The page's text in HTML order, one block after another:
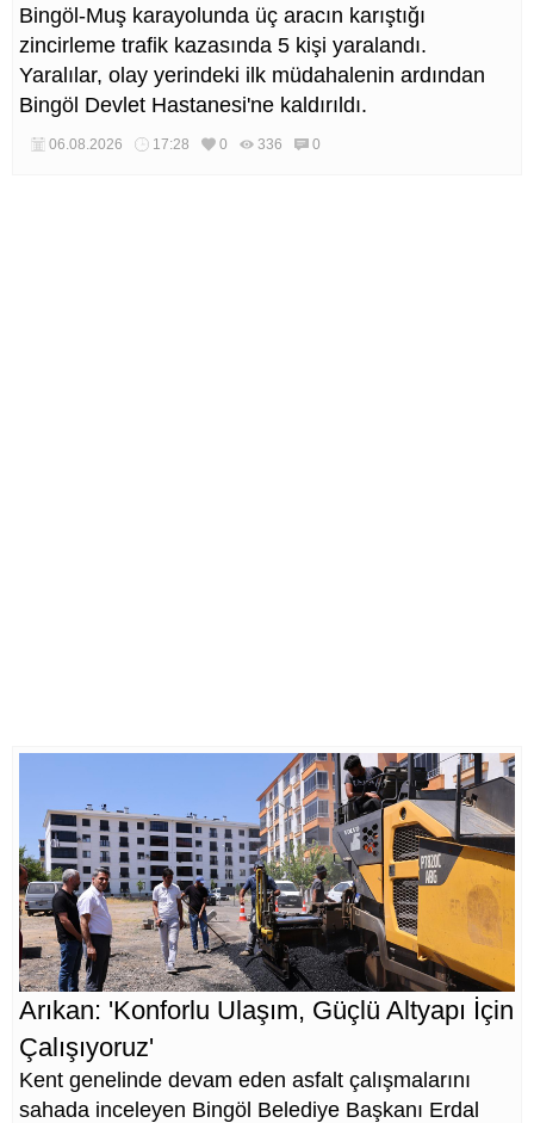
Bingöl-Muş karayolunda üç aracın karıştığı
zincirleme trafik kazasında 5 kişi yaralandı.
Yaralılar, olay yerindeki ilk müdahalenin ardından
Bingöl Devlet Hastanesi'ne kaldırıldı.
06.08.2026 17:28 0 336 0
Arıkan: 'Konforlu Ulaşım, Güçlü Altyapı İçin
Çalışıyoruz'
Kent genelinde devam eden asfalt çalışmalarını
sahada inceleyen Bingöl Belediye Başkanı Erdal